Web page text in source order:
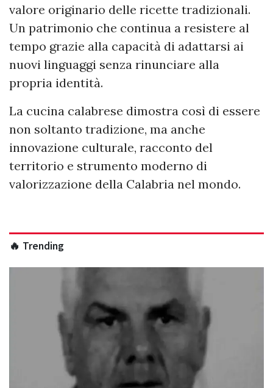
valore originario delle ricette tradizionali.
Un patrimonio che continua a resistere al
tempo grazie alla capacità di adattarsi ai
nuovi linguaggi senza rinunciare alla
propria identità.
La cucina calabrese dimostra così di essere
non soltanto tradizione, ma anche
innovazione culturale, racconto del
territorio e strumento moderno di
valorizzazione della Calabria nel mondo.
🔥 Trending